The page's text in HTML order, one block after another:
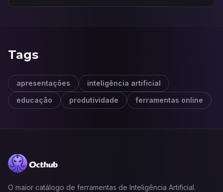
Tags
apresentações
inteligência artificial
educação
produtividade ferramentas online
O maior catálogo de ferramentas de Inteligência Artificial.